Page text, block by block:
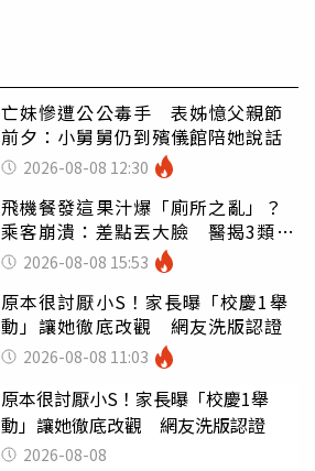
亡妹慘遭公公毒手 表姊憶父親節
前夕：小舅舅仍到殯儀館陪她說話
2026-08-08 12:30
飛機餐發這果汁爆「廁所之亂」？
乘客崩潰：差點丟大臉 醫揭3類人
別亂喝
2026-08-08 15:53
原本很討厭小S！家長曝「校慶1舉
動」讓她徹底改觀 網友洗版認證
2026-08-08 11:03
原本很討厭小S！家長曝「校慶1舉
動」讓她徹底改觀 網友洗版認證
2026-08-08